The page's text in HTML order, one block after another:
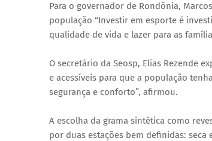
Para o governador de Rondônia,
população “Investir em esporte é
qualidade de vida e lazer para as
O secretário da Seosp, Elias Rezende
e acessíveis para que a população
segurança e conforto”, afirmou.
A escolha da grama sintética como
por duas estações bem definidas: